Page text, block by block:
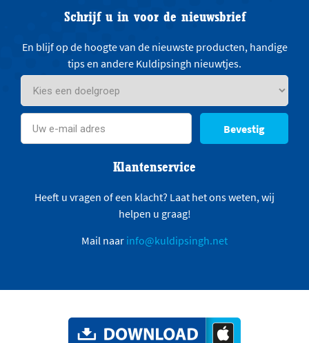
Schrijf u in voor de nieuwsbrief
En blijf op de hoogte van de nieuwste producten, handige
tips en andere Kuldipsingh nieuwtjes.
Bevestig
Klantenservice
Heeft u vragen of een klacht? Laat het ons weten, wij
helpen u graag!
Mail naar info@kuldipsingh.net